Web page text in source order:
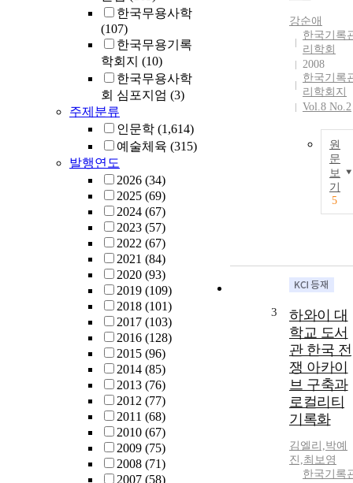
한국무용사학
(107)
한국무용기록
학회지 (10)
한국무용사학
회 심포지엄 (3)
주제분류
인문학 (1,614)
예술체육 (315)
발행연도
2026 (34)
2025 (69)
2024 (67)
2023 (57)
2022 (67)
2021 (84)
2020 (93)
2019 (109)
2018 (101)
2017 (103)
2016 (128)
2015 (96)
2014 (85)
2013 (76)
2012 (77)
2011 (68)
2010 (67)
2009 (75)
2008 (71)
2007 (58)
강순애
한국기록
리학회
2008
한국기록
리학회지
Vol.8 No.2
원
문
보
기
5
3
하와이 대
학교 도서
관 한국 전
쟁 아카이
브 구축과
로컬리티
기록화
김엘리,박예
진,최보영
한국기록